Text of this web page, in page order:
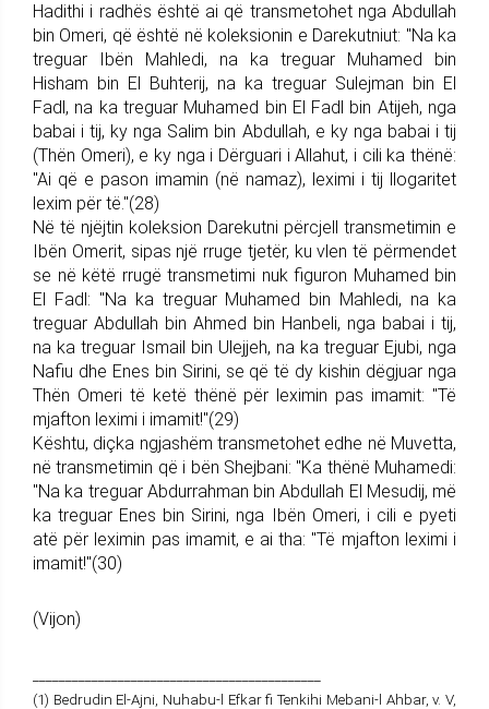
Hadithi i radhës është ai që transmetohet nga Abdullah
bin Omeri, që është në koleksionin e Darekutniut: "Na ka
treguar Ibën Mahledi, na ka treguar Muhamed bin
Hisham bin El Buhterij, na ka treguar Sulejman bin El
Fadl, na ka treguar Muhamed bin El Fadl bin Atijeh, nga
babai i tij, ky nga Salim bin Abdullah, e ky nga babai i tij
(Thën Omeri), e ky nga i Dërguari i Allahut, i cili ka thënë:
"Ai që e pason imamin (në namaz), leximi i tij llogaritet
lexim për të."(28)
Në të njëjtin koleksion Darekutni përcjell transmetimin e
Ibën Omerit, sipas një rruge tjetër, ku vlen të përmendet
se në këtë rrugë transmetimi nuk figuron Muhamed bin
El Fadl: "Na ka treguar Muhamed bin Mahledi, na ka
treguar Abdullah bin Ahmed bin Hanbeli, nga babai i tij,
na ka treguar Ismail bin Ulejjeh, na ka treguar Ejubi, nga
Nafiu dhe Enes bin Sirini, se që të dy kishin dëgjuar nga
Thën Omeri të ketë thënë për leximin pas imamit: "Të
mjafton leximi i imamit!"(29)
Kështu, diçka ngjashëm transmetohet edhe në Muvetta,
në transmetimin që i bën Shejbani: "Ka thënë Muhamedi:
"Na ka treguar Abdurrahman bin Abdullah El Mesudij, më
ka treguar Enes bin Sirini, nga Ibën Omeri, i cili e pyeti
atë për leximin pas imamit, e ai tha: "Të mjafton leximi i
imamit!"(30)
(Vijon)
(1) Bedrudin El-Ajni, Nuhabu-l Efkar fi Tenkihi Mebani-l Ahbar, v. V,